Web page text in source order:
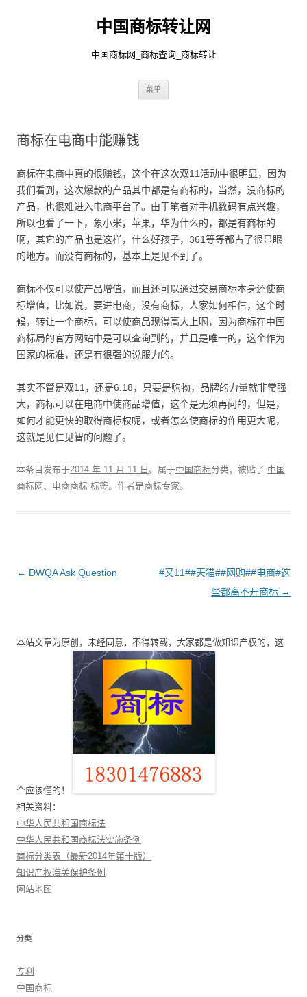
中国商标转让网
中国商标网_商标查询_商标转让
菜单
商标在电商中能赚钱
商标在电商中真的很赚钱，这个在这次双11活动中很明显，因为
我们看到，这次爆款的产品其中都是有商标的，当然，没商标的
产品，也很难进入电商平台了。由于笔者对手机数码有点兴趣，
所以也看了一下，象小米，苹果，华为什么的，都是有商标的
啊，其它的产品也是这样，什么好孩子，361等等都占了很显眼
的地方。而没有商标的，基本上是见不到了。
商标不仅可以使产品增值，而且还可以通过交易商标本身还使商
标增值，比如说，要进电商，没有商标，人家如何相信，这个时
候，转让一个商标，可以使商品现得高大上啊，因为商标在中国
商标局的官方网站中是可以查询到的，并且是唯一的，这个作为
国家的标准，还是有很强的说服力的。
其实不管是双11，还是6.18，只要是购物，品牌的力量就非常强
大，商标可以在电商中使商品增值，这个是无须再问的，但是，
如何才能更快的取得商标权呢，或者怎么使商标的作用更大呢，
这就是见仁见智的问题了。
本条目发布于2014 年 11 月 11 日 。属于中国商标分类，被贴了 中国
商标网 、 电商商标 标签。 作者是商标专家。
文
← DWQA Ask Question
#又11##天猫##网购##电商#这
些都离不开商标 →
本站文章为原创，未经同意，不得转载，大家都是做知识产权的，这
个应该懂的！
相关资料：
中华人民共和国商标法
中华人民共和国商标法实施条例
商标分类表（最新2014年第十版）
知识产权海关保护条例
网站地图
分类
专利
中国商标